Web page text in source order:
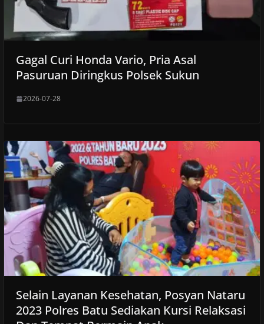
Gagal Curi Honda Vario, Pria Asal
Pasuruan Diringkus Polsek Sukun
2026-07-28
Selain Layanan Kesehatan, Posyan Nataru
2023 Polres Batu Sediakan Kursi Relaksasi